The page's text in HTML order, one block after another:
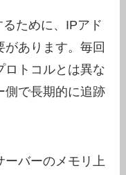
ために、IPアド
があります。毎回
ロトコルとは異な
側で長期的に追跡
ーバーのメモリ上